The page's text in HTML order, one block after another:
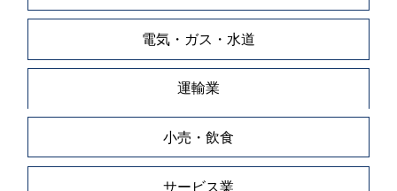
電気・ガス・水道
運輸業
小売・飲食
サービス業